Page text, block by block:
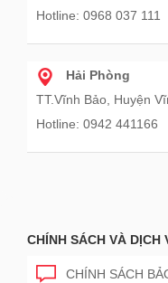
Hotline: 0968 037 111
Hải Phòng
TT.Vĩnh Bảo, Huyện
Hotline: 0942 441166
CHÍNH SÁCH VÀ DỊCH
CHÍNH SÁCH